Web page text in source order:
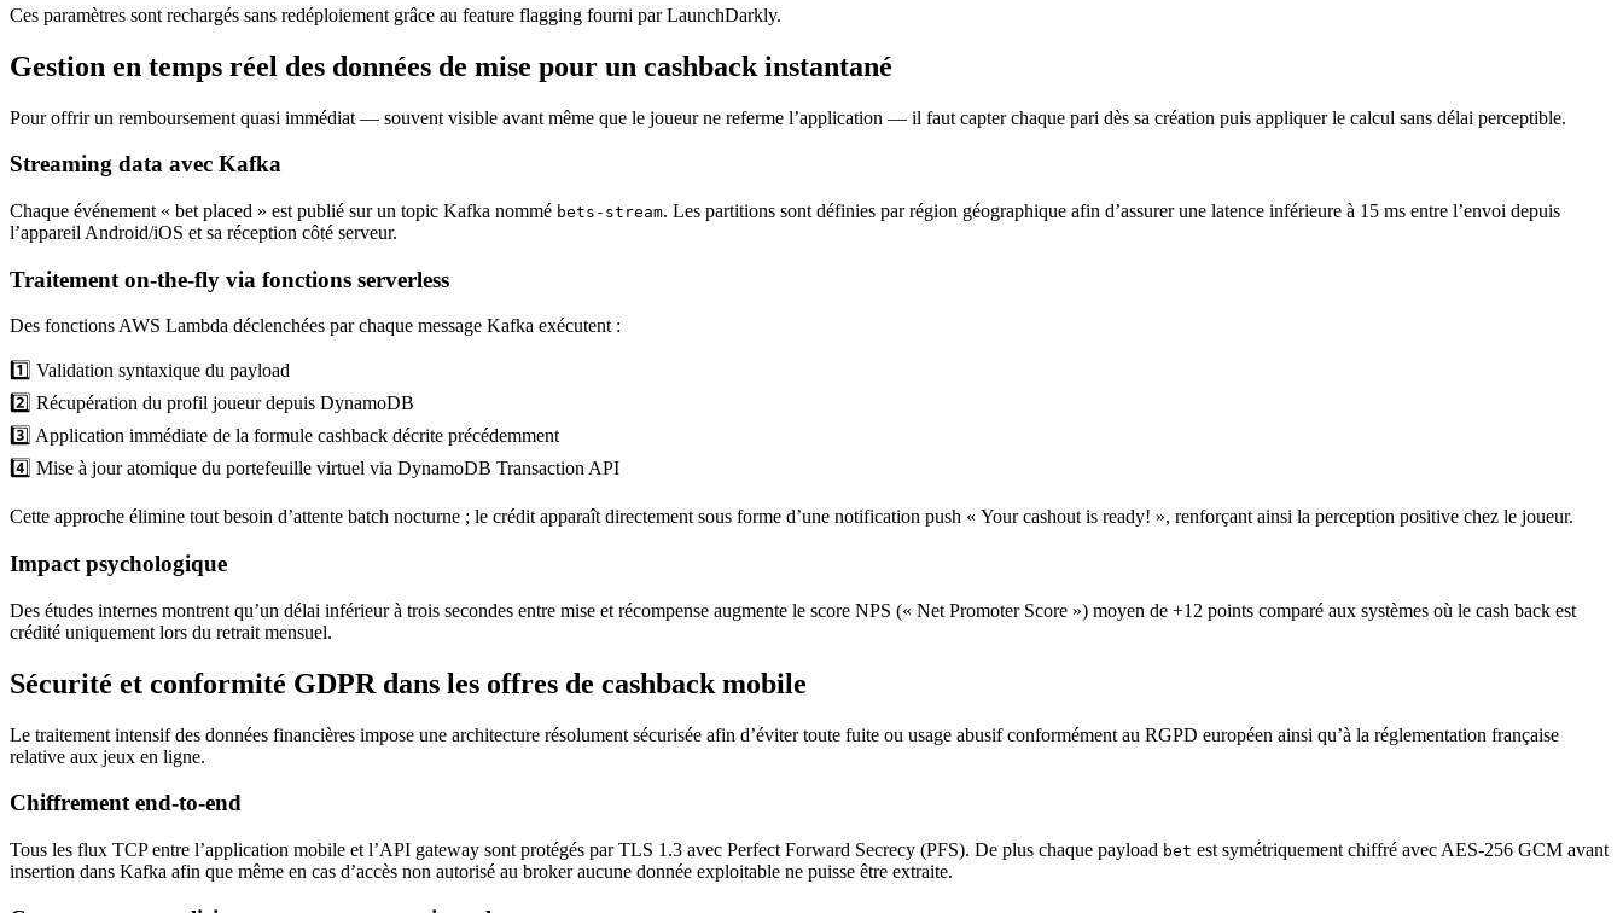
Ces paramètres sont rechargés sans redéploiement grâce au feature flagging fourni par LaunchDarkly.
Gestion en temps réel des données de mise pour un cashback instantané
Pour offrir un remboursement quasi immédiat — souvent visible avant même que le joueur ne referme l’application — il faut capter chaque pari dès sa création puis appliquer le calcul sans délai perceptible.
Streaming data avec Kafka
Chaque événement « bet placed » est publié sur un topic Kafka nommé bets-stream. Les partitions sont définies par région géographique afin d’assurer une latence inférieure à 15 ms entre l’envoi depuis
l’appareil Android/iOS et sa réception côté serveur.
Traitement on‑the‑fly via fonctions serverless
Des fonctions AWS Lambda déclenchées par chaque message Kafka exécutent :
1️⃣ Validation syntaxique du payload
2️⃣ Récupération du profil joueur depuis DynamoDB
3️⃣ Application immédiate de la formule cashback décrite précédemment
4️⃣ Mise à jour atomique du portefeuille virtuel via DynamoDB Transaction API
Cette approche élimine tout besoin d’attente batch nocturne ; le crédit apparaît directement sous forme d’une notification push « Your cashout is ready! », renforçant ainsi la perception positive chez le joueur.
Impact psychologique
Des études internes montrent qu’un délai inférieur à trois secondes entre mise et récompense augmente le score NPS (« Net Promoter Score ») moyen de +12 points comparé aux systèmes où le cash back est
crédité uniquement lors du retrait mensuel.
Sécurité et conformité GDPR dans les offres de cashback mobile
Le traitement intensif des données financières impose une architecture résolument sécurisée afin d’éviter toute fuite ou usage abusif conformément au RGPD européen ainsi qu’à la réglementation française
relative aux jeux en ligne.
Chiffrement end‑to‑end
Tous les flux TCP entre l’application mobile et l’API gateway sont protégés par TLS 1.3 avec Perfect Forward Secrecy (PFS). De plus chaque payload bet est symétriquement chiffré avec AES‑256 GCM avant
insertion dans Kafka afin que même en cas d’accès non autorisé au broker aucune donnée exploitable ne puisse être extraite.